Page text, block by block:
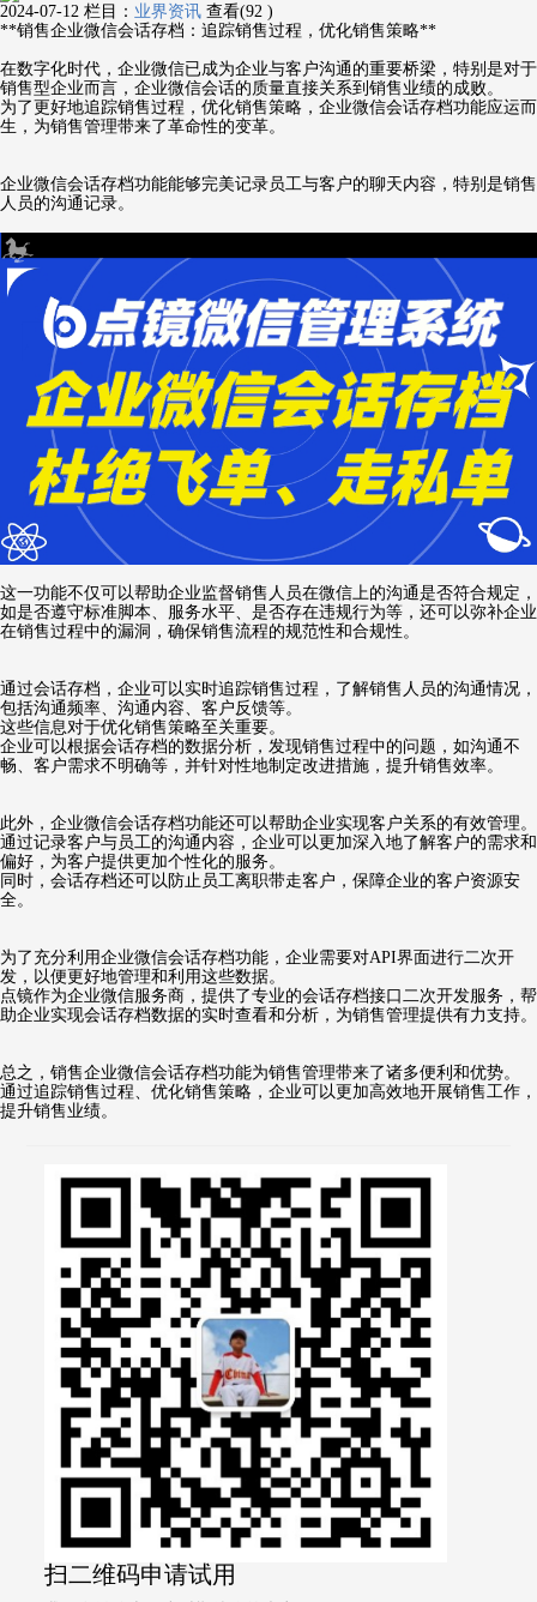
2024-07-12 栏目： 业界资讯 查看(92 )
**销售企业微信会话存档：追踪销售过程，优化销售策略**
在数字化时代，企业微信已成为企业与客户沟通的重要桥梁，特别是对于
销售型企业而言，企业微信会话的质量直接关系到销售业绩的成败。
为了更好地追踪销售过程，优化销售策略，企业微信会话存档功能应运而
生，为销售管理带来了革命性的变革。
企业微信会话存档功能能够完美记录员工与客户的聊天内容，特别是销售
人员的沟通记录。
这一功能不仅可以帮助企业监督销售人员在微信上的沟通是否符合规定，
如是否遵守标准脚本、服务水平、是否存在违规行为等，还可以弥补企业
在销售过程中的漏洞，确保销售流程的规范性和合规性。
通过会话存档，企业可以实时追踪销售过程，了解销售人员的沟通情况，
包括沟通频率、沟通内容、客户反馈等。
这些信息对于优化销售策略至关重要。
企业可以根据会话存档的数据分析，发现销售过程中的问题，如沟通不
畅、客户需求不明确等，并针对性地制定改进措施，提升销售效率。
此外，企业微信会话存档功能还可以帮助企业实现客户关系的有效管理。
通过记录客户与员工的沟通内容，企业可以更加深入地了解客户的需求和
偏好，为客户提供更加个性化的服务。
同时，会话存档还可以防止员工离职带走客户，保障企业的客户资源安
全。
为了充分利用企业微信会话存档功能，企业需要对API界面进行二次开
发，以便更好地管理和利用这些数据。
点镜作为企业微信服务商，提供了专业的会话存档接口二次开发服务，帮
助企业实现会话存档数据的实时查看和分析，为销售管理提供有力支持。
总之，销售企业微信会话存档功能为销售管理带来了诸多便利和优势。
通过追踪销售过程、优化销售策略，企业可以更加高效地开展销售工作，
提升销售业绩。
扫二维码申请试用